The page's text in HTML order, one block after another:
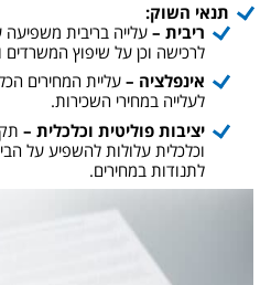
תנאי השוק:
ריבית – עלייה בריבית
לרכישה וכן על שיפוץ
אינפלציה – עליית המחירים
לעלייה במחירי השכירות.
יציבות פוליטית וכלכלית –
וכלכלית עלולות להשפיע על
לתנודות במחירים.